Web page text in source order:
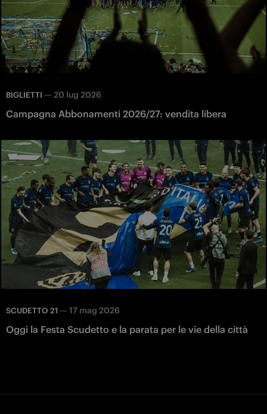
BIGLIETTI — 20 lug 2026
Campagna Abbonamenti 2026/27: vendita libera
SCUDETTO 21 — 17 mag 2026
Oggi la Festa Scudetto e la parata per le vie della città